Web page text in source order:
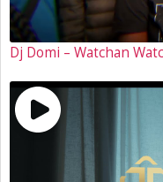
Dj Domi – Watchan